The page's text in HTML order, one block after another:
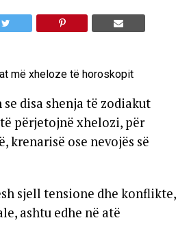
disa shenja të zodiakut
përjetojnë xhelozi, për
krenarisë ose nevojës së
sjell tensione dhe konflikte,
ashtu edhe në atë